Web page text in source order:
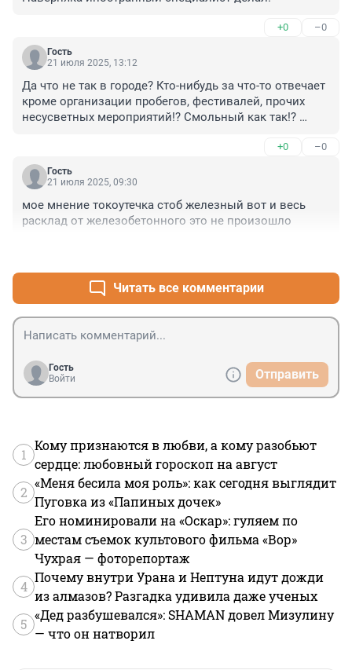
+0 –0
Гость
21 июля 2025, 13:12
Да что не так в городе? Кто-нибудь за что-то отвечает
кроме организации пробегов, фестивалей, прочих
несусветных мероприятий!? Смольный как так!?
+0 –0
Гость
21 июля 2025, 09:30
мое мнение токоутечка стоб железный вот и весь
расклад от железобетонного это не произошло
Читать все комментарии
Гость
Войти
Отправить
1
Кому признаются в любви, а кому разобьют
сердце: любовный гороскоп на август
2
«Меня бесила моя роль»: как сегодня выглядит
Пуговка из «Папиных дочек»
3
Его номинировали на «Оскар»: гуляем по
местам съемок культового фильма «Вор»
Чухрая — фоторепортаж
4
Почему внутри Урана и Нептуна идут дожди
из алмазов? Разгадка удивила даже ученых
5
«Дед разбушевался»: SHAMAN довел Мизулину
— что он натворил